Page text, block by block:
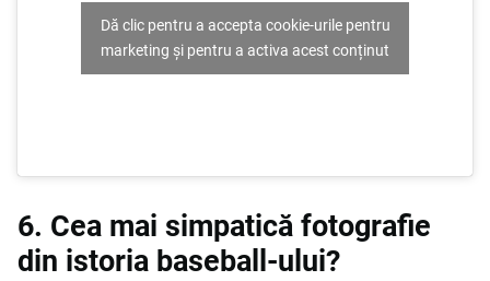
Dă clic pentru a accepta cookie-urile pentru
marketing și pentru a activa acest conținut
6. Cea mai simpatică fotografie
din istoria baseball-ului?